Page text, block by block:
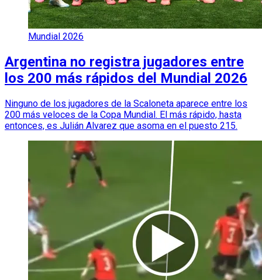
Mundial 2026
Argentina no registra jugadores entre
los 200 más rápidos del Mundial 2026
Ninguno de los jugadores de la Scaloneta aparece entre los
200 más veloces de la Copa Mundial. El más rápido, hasta
entonces, es Julián Alvarez que asoma en el puesto 215.